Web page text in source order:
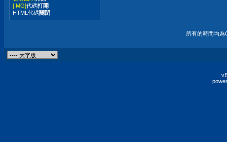
[IMG]代碼打開
HTML代碼關閉
所有的時間均為